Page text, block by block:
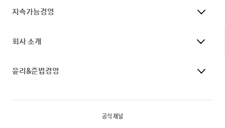
지속가능경영
회사 소개
윤리&준법경영
공식 채널